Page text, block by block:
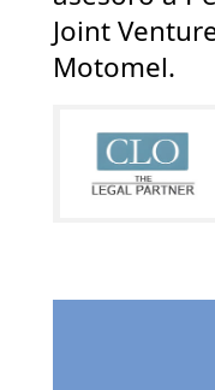
Joint
Motomel.